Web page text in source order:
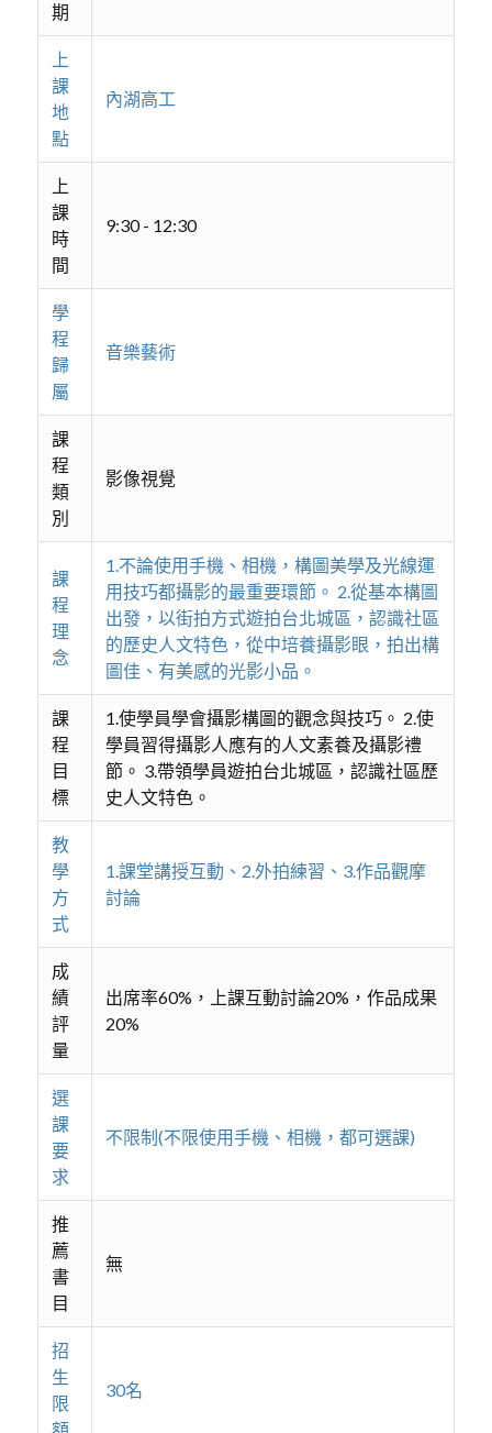
期
上
課
地
點
內湖高工
上
課
時
間
9:30 - 12:30
學
程
歸
屬
音樂藝術
課
程
類
別
影像視覺
課
程
理
念
1.不論使用手機、相機，構圖美學及光線運
用技巧都攝影的最重要環節。 2.從基本構圖
出發，以街拍方式遊拍台北城區，認識社區
的歷史人文特色，從中培養攝影眼，拍出構
圖佳、有美感的光影小品。
課
程
目
標
1.使學員學會攝影構圖的觀念與技巧。 2.使
學員習得攝影人應有的人文素養及攝影禮
節。 3.帶領學員遊拍台北城區，認識社區歷
史人文特色。
教
學
方
式
1.課堂講授互動、2.外拍練習、3.作品觀摩
討論
成
績
評
量
出席率60%，上課互動討論20%，作品成果
20%
選
課
要
求
不限制(不限使用手機、相機，都可選課)
推
薦
書
目
無
招
生
限
30名